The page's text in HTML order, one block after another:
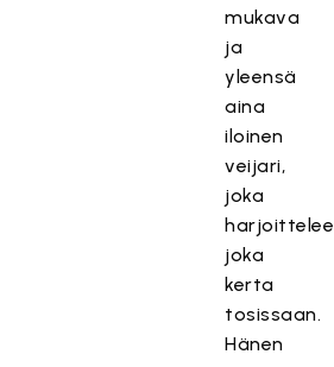
mukava
ja
yleensä
aina
iloinen
veijari,
joka
harjoittelee
joka
kerta
tosissaan.
Hänen